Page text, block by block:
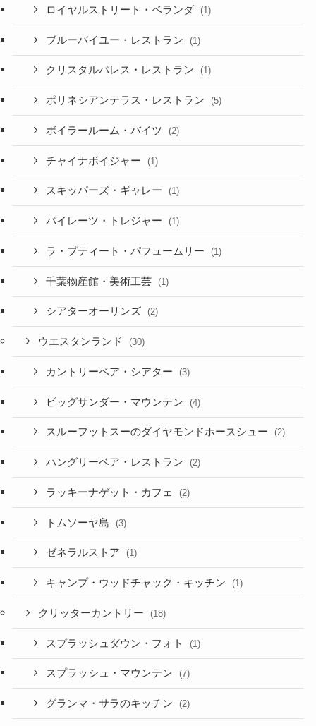
ロイヤルストリート・ベランダ (1)
ブルーバイユー・レストラン (1)
クリスタルパレス・レストラン (1)
ポリネシアンテラス・レストラン (5)
ボイラールーム・バイツ (2)
チャイナボイジャー (1)
スキッパーズ・ギャレー (1)
パイレーツ・トレジャー (1)
ラ・プティート・パフュームリー (1)
千葉物産館・美術工芸 (1)
シアターオーリンズ (2)
ウエスタンランド (30)
カントリーベア・シアター (3)
ビッグサンダー・マウンテン (4)
スルーフットスーのダイヤモンドホースシュー (2)
ハングリーベア・レストラン (2)
ラッキーナゲット・カフェ (2)
トムソーヤ島 (3)
ゼネラルストア (1)
キャンプ・ウッドチャック・キッチン (1)
クリッターカントリー (18)
スプラッシュダウン・フォト (1)
スプラッシュ・マウンテン (7)
グランマ・サラのキッチン (2)